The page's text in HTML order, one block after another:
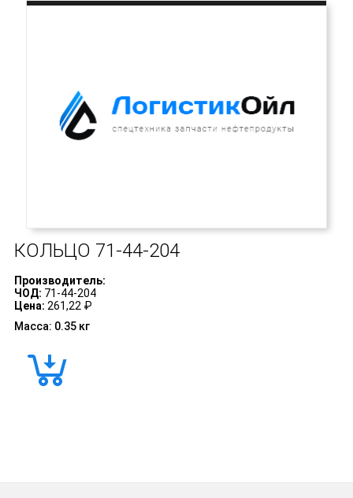
КОЛЬЦО 71-44-204
Производитель:
ЧОД: 71-44-204
Цена: 261,22 ₽
Масса: 0.35 кг